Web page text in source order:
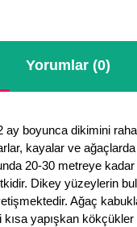
Yorumlar (0)
ay boyunca dikimini
kayalar ve
20-30 metreye
Dikey yüzeylerin
Ağaç
yapışkan kökçükler